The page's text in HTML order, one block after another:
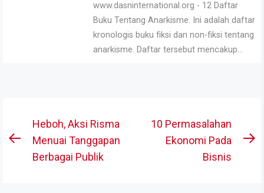
www.dasninternational.org - 12 Daftar
Buku Tentang Anarkisme. Ini adalah daftar
kronologis buku fiksi dan non-fiksi tentang
anarkisme. Daftar tersebut mencakup...
Post
navigation
Previous
Heboh, Aksi Risma
Menuai Tanggapan
Berbagai Publik
10 Permasalahan
Ekonomi Pada
Bisnis